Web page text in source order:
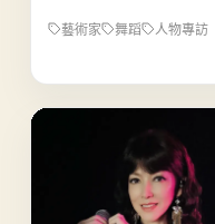
藝術家 舞蹈 人物專訪